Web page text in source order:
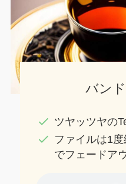
バン
ツヤッツヤの
ファイルは1
でフェードア